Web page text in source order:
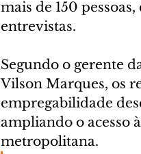
mais de 150
entrevistas.
Segundo o gerente
Vilson Marques, os
empregabilidade
ampliando o acesso
metropolitana.